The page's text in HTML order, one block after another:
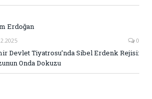
Erdoğan
0
Devlet Tiyatrosu’nda Sibel Erdenk Rejisi:
Onda Dokuzu